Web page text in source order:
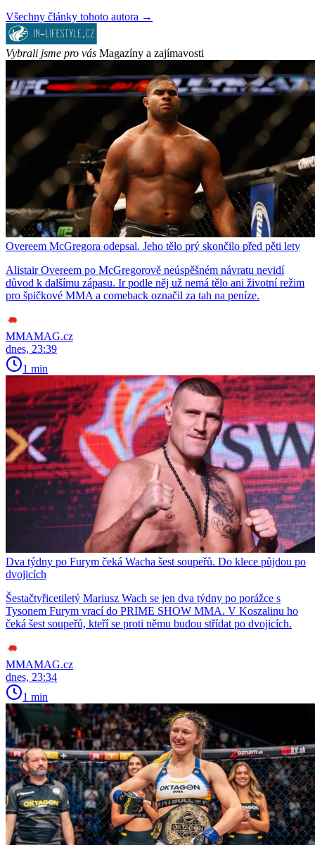
Všechny články tohoto autora →
Vybrali jsme pro vás Magazíny a zajímavosti
Overeem McGregora odepsal. Jeho tělo prý skončilo před pěti lety
Alistair Overeem po McGregorově neúspěšném návratu nevidí
důvod k dalšímu zápasu. Ir podle něj už nemá tělo ani životní režim
pro špičkové MMA a comeback označil za tah na peníze.
MMAMAG.cz
dnes, 23:39
1 min
Dva týdny po Furym čeká Wacha šest soupeřů. Do klece půjdou po
dvojicích
Šestačtyřicetiletý Mariusz Wach se jen dva týdny po porážce s
Tysonem Furym vrací do PRIME SHOW MMA. V Koszalinu ho
čeká šest soupeřů, kteří se proti němu budou střídat po dvojicích.
MMAMAG.cz
dnes, 23:34
1 min